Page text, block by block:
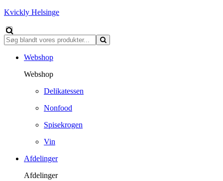
Kvickly Helsinge
Webshop
Webshop
Delikatessen
Nonfood
Spisekrogen
Vin
Afdelinger
Afdelinger